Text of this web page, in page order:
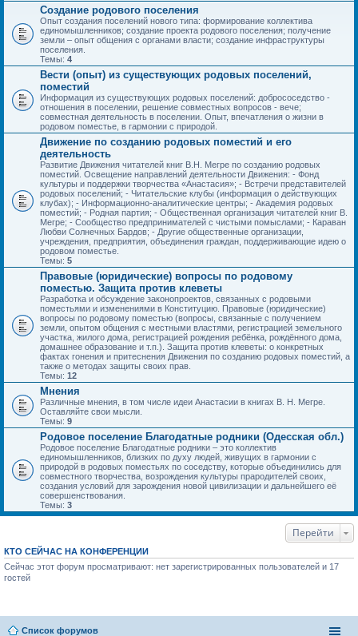
Создание родового поселения
Опыт создания поселений нового типа: формирование коллектива
единомышленников; создание проекта родового поселения; получение
земли – опыт общения с органами власти; создание инфраструктуры
поселения.
Темы: 4
Вести (опыт) из существующих родовых поселений,
поместий
Информация из существующих родовых поселений: добрососедство -
отношения в поселении, решение совместных вопросов - вече;
совместная деятельность в поселении. Опыт, впечатления о жизни в
родовом поместье, в гармонии с природой.
Движение по созданию родовых поместий и его
деятельность
Развитие Движения читателей книг В.Н. Мегре по созданию родовых
поместий. Освещение направлений деятельности Движения: - Фонд
культуры и поддержки творчества «Анастасия»; - Встречи представителей
родовых поселений; - Читательские клубы (информация о действующих
клубах); - Информационно-аналитические центры; - Академия родовых
поместий; - Родная партия; - Общественная организация читателей книг В.
Мегре; - Сообщество предпринимателей с чистыми помыслами; - Караван
Любви Солнечных Бардов; - Другие общественные организации,
учреждения, предприятия, объединения граждан, поддерживающие идею о
родовом поместье.
Темы: 5
Правовые (юридические) вопросы по родовому
поместью. Защита против клеветы
Разработка и обсуждение законопроектов, связанных с родовыми
поместьями и изменениями в Конституцию. Правовые (юридические)
вопросы по родовому поместью (вопросы, связанные с получением
земли, опытом общения с местными властями, регистрацией земельного
участка, жилого дома, регистрацией рождения ребёнка, рождённого дома,
домашнее образование и т.п.). Защита против клеветы: о конкретных
фактах гонения и притеснения Движения по созданию родовых поместий, а
также о методах защиты своих прав.
Темы: 12
Мнения
Различные мнения, в том числе идеи Анастасии в книгах В. Н. Мегре.
Оставляйте свои мысли.
Темы: 9
Родовое поселение Благодатные родники (Одесская обл.)
Родовое поселение Благодатные родники – это коллектив
единомышленников, близких по духу людей, живущих в гармонии с
природой в родовых поместьях по соседству, которые объединились для
совместного творчества, возрождения культуры прародителей своих,
создания условий для зарождения новой цивилизации и дальнейшего её
совершенствования.
Темы: 3
Перейти
КТО СЕЙЧАС НА КОНФЕРЕНЦИИ
Сейчас этот форум просматривают: нет зарегистрированных пользователей и 17
гостей
Список форумов